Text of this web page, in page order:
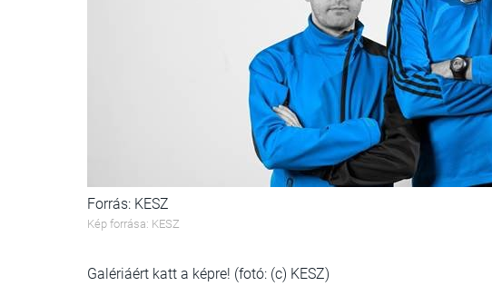
Forrás: KESZ
Kép forrása: KESZ
Galériáért katt a képre! (fotó: (c) KESZ)